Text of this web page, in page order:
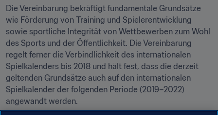
Die Vereinbarung bekräftigt fundamentale Grundsätze
wie Förderung von Training und Spielerentwicklung
sowie sportliche Integrität von Wettbewerben zum Wohl
des Sports und der Öffentlichkeit. Die Vereinbarung
regelt ferner die Verbindlichkeit des internationalen
Spielkalenders bis 2018 und hält fest, dass die derzeit
geltenden Grundsätze auch auf den internationalen
Spielkalender der folgenden Periode (2019–2022)
angewandt werden.